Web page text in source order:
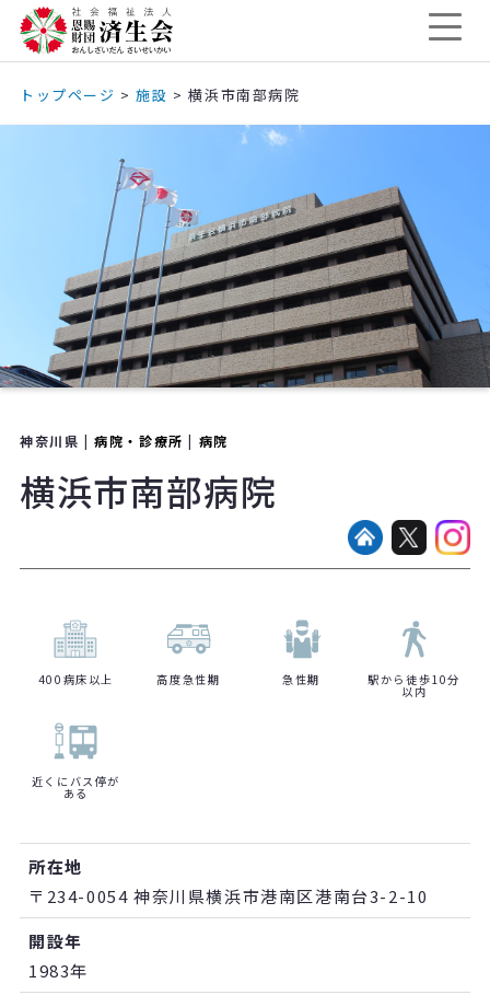
トップページ >施設 >横浜市南部病院
神奈川県 |病院・診療所 | 病院
横浜市南部病院
400病床以上 高度急性期 急性期 駅から徒歩10分
以内
近くにバス停が
ある
所在地
〒234-0054 神奈川県横浜市港南区港南台3-2-10
開設年
1983年